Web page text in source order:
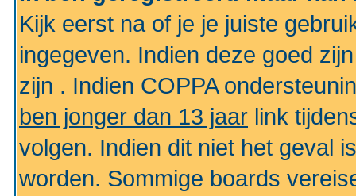
Kijk eerst na of je je juiste
ingegeven. Indien deze goed
zijn . Indien COPPA
ben jonger dan 13 jaar link
volgen. Indien dit niet het geval
worden. Sommige boards